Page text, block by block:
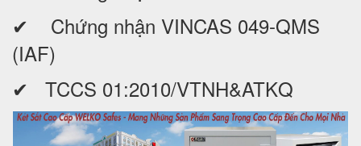
✔ Chứng nhận VINCAS 049-QMS
(IAF)
✔ TCCS 01:2010/VTNH&ATKQ